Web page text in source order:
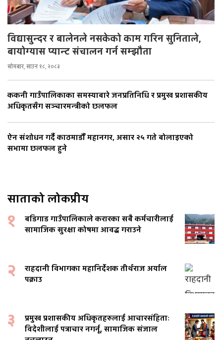
विद्यासुन्दर र बालेनले नसकेको काम गरिन सुनिताले,
बायोग्यास प्यान्ट संचालन गर्न सम्झौता
सोमबार, साउन १८, २०८३
ककनी गाउँपालिकाका समस्याबारे जनप्रतिनिधि र प्रमुख प्रशासकीय
अधिकृतसँग सञ्चारमन्त्रीको छलफल
ऐन संशोधन गर्दै काठमाडौँ महानगर, असार २५ गते बोलाइएको
सभामा छलफल हुने
साताको लोकप्रीय
१
बडिगाड गाउँपालिकाले करारका सबै कर्मचारीलाई
सामाजिक सुरक्षा कोषमा आवद्ध गराउने
२
राहदानी विभागका महानिर्देशक तीर्थराज अर्याल
पक्राउ
३
प्रमुख प्रशासकीय अधिकृतहरुलाई आचारसंहिताः
विदेशीलाई पत्राचार नगर्नू, सामाजिक संजाल